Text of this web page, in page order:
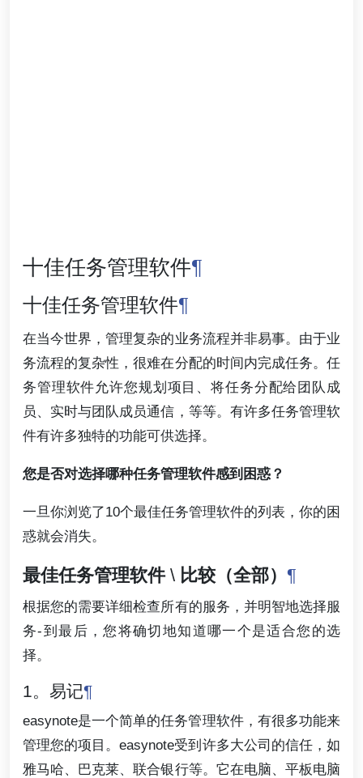
十佳任务管理软件¶
十佳任务管理软件¶
在当今世界，管理复杂的业务流程并非易事。由于业
务流程的复杂性，很难在分配的时间内完成任务。任
务管理软件允许您规划项目、将任务分配给团队成
员、实时与团队成员通信，等等。有许多任务管理软
件有许多独特的功能可供选择。
您是否对选择哪种任务管理软件感到困惑？
一旦你浏览了10个最佳任务管理软件的列表，你的困
惑就会消失。
最佳任务管理软件\ 比较（全部） ¶
根据您的需要详细检查所有的服务，并明智地选择服
务-到最后，您将确切地知道哪一个是适合您的选
择。
1。易记¶
easynote是一个简单的任务管理软件，有很多功能来
管理您的项目。easynote受到许多大公司的信任，如
雅马哈、巴克莱、联合银行等。它在电脑、平板电脑